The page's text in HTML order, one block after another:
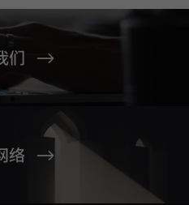
们
络